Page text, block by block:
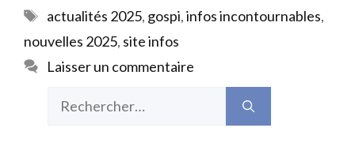
Étiquettes
actualités 2025, gospi,infos incontournables,
nouvelles 2025, site infos
Laisser un commentaire